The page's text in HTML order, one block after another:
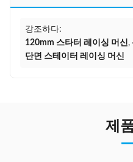
강조하다:
120mm 스타터 레이싱 머신,
단면 스테이터 레이싱 머신
제